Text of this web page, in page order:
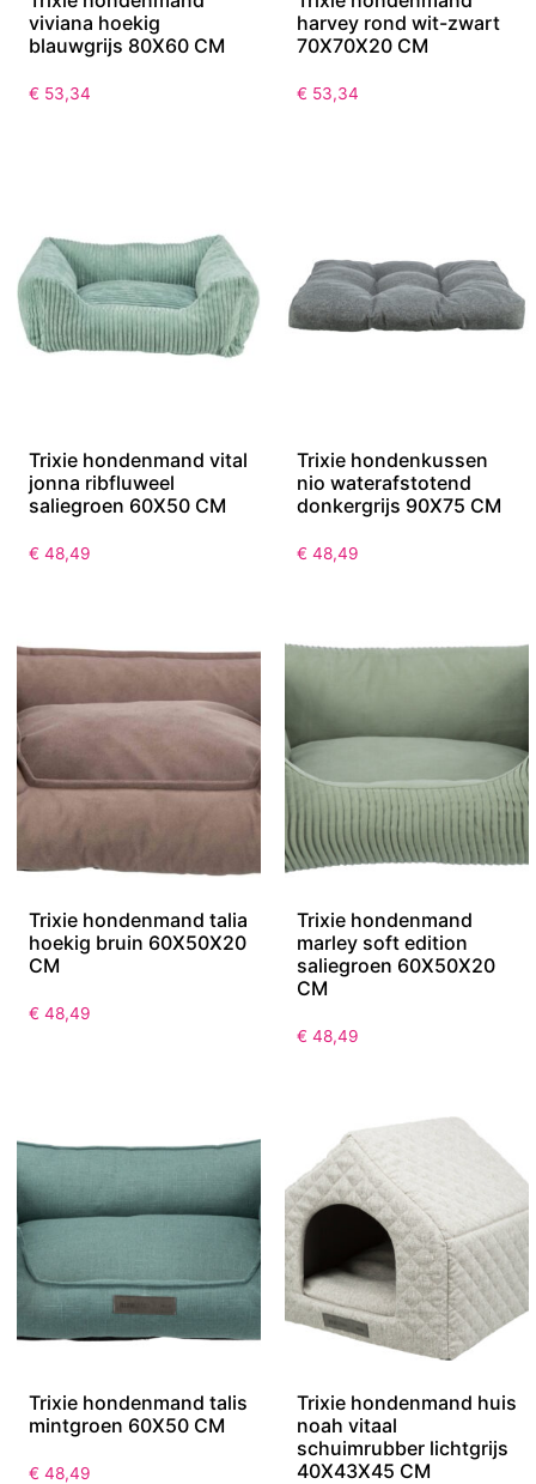
viviana hoekig
blauwgrijs 80X60 CM
€ 53,34
harvey rond wit-zwart
70X70X20 CM
€ 53,34
Trixie hondenmand vital
jonna ribfluweel
saliegroen 60X50 CM
€ 48,49
Trixie hondenkussen
nio waterafstotend
donkergrijs 90X75 CM
€ 48,49
Trixie hondenmand talia
hoekig bruin 60X50X20
CM
€ 48,49
Trixie hondenmand
marley soft edition
saliegroen 60X50X20
CM
€ 48,49
Trixie hondenmand talis
mintgroen 60X50 CM
€ 48,49
Trixie hondenmand huis
noah vitaal
schuimrubber lichtgrijs
40X43X45 CM